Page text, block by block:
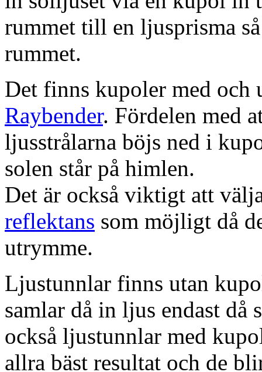
rummet till en ljusprisma
rummet.
Det finns kupoler med och
Raybender. Fördelen med
ljusstrålarna böjs ned i
solen står på himlen.
Det är också viktigt att
reflektans som möjligt då
utrymme.
Ljustunnlar finns utan
samlar då in ljus endast då
också ljustunnlar med
allra bäst resultat och de